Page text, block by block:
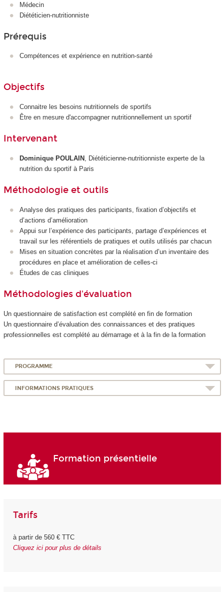
Médecin
Diététicien-nutritionniste
Prérequis
Compétences et expérience en nutrition-santé
Objectifs
Connaitre les besoins nutritionnels de sportifs
Être en mesure d'accompagner nutritionnellement un sportif
Intervenant
Dominique POULAIN
, Diététicienne-nutritionniste experte de la
nutrition du sportif à Paris
Méthodologie et outils
Analyse des pratiques des participants, fixation d’objectifs et
d’actions d’amélioration
Appui sur l’expérience des participants, partage d’expériences et
travail sur les référentiels de pratiques et outils utilisés par chacun
Mises en situation concrètes par la réalisation d’un inventaire des
procédures en place et amélioration de celles-ci
Études de cas cliniques
Méthodologies d'évaluation
Un questionnaire de satisfaction est complété en fin de formation
Un questionnaire d’évaluation des connaissances et des pratiques
professionnelles est complété au démarrage et à la fin de la formation
PROGRAMME
INFORMATIONS PRATIQUES
Formation présentielle
Tarifs
à partir de 560 € TTC
Cliquez ici pour plus de détails